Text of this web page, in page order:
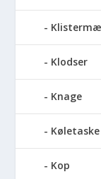
Klodser
Knage
Køletaske
Kop